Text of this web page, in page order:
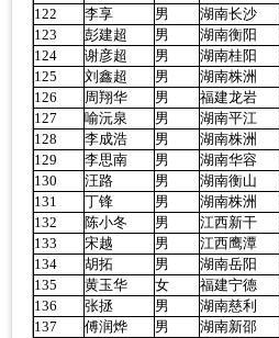
122
李享 男 湖南长沙
123
彭建超 男 湖南衡阳
124
谢彦超 男 湖南桂阳
125
刘鑫超 男 湖南株洲
126
周翔华 男 福建龙岩
127
喻沅泉 男 湖南平江
128
李成浩 男 湖南株洲
129
李思南 男 湖南华容
130
汪路 男 湖南衡山
131
丁锋 男 湖南株洲
132
陈小冬 男 江西新干
133
宋越 男 江西鹰潭
134
胡拓 男 湖南岳阳
135
黄玉华 女 福建宁德
136
张拯 男 湖南慈利
137
傅润烨 男 湖南新邵